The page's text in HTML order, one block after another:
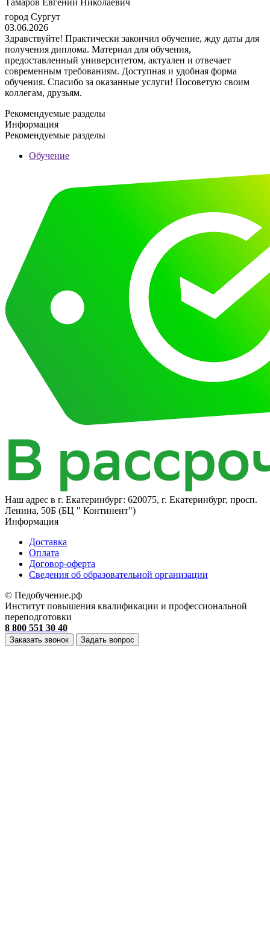
город Сургут
03.06.2026
Здравствуйте! Практически закончил обучение, жду даты для
получения диплома. Материал для обучения,
предоставленный университетом, актуален и отвечает
современным требованиям. Доступная и удобная форма
обучения. Спасибо за оказанные услуги! Посоветую своим
коллегам, друзьям.
Рекомендуемые разделы
Информация
Рекомендуемые разделы
Обучение
Наш адрес в г. Екатеринбург: 620075, г. Екатеринбург, просп.
Ленина, 50Б (БЦ " Континент")
Информация
Доставка
Оплата
Договор-оферта
Cведения об образовательной организации
© Педобучение.рф
Институт повышения квалификации и профессиональной
переподготовки
8 800 551 30 40
Заказать звонок Задать вопрос